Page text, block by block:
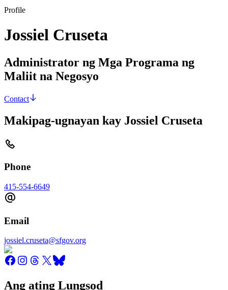
Profile
Jossiel Cruseta
Administrator ng Mga Programa ng
Maliit na Negosyo
Contact
Makipag-ugnayan kay Jossiel Cruseta
Phone
415-554-6649
Email
jossiel.cruseta@sfgov.org
Ang ating Lungsod